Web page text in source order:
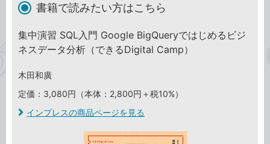
書籍で読みたい方はこちら
集中演習 SQL入門 Google BigQueryではじめるビジ
ネスデータ分析（できるDigital Camp）
木田和廣
定価：3,080円（本体：2,800円＋税10%）
インプレスの商品ページを見る